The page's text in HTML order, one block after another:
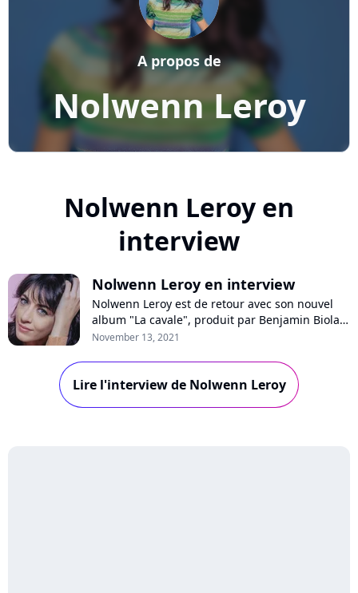
Nolwenn Leroy
A propos de
Nolwenn Leroy en
interview
Nolwenn Leroy en interview
Nolwenn Leroy est de retour avec son nouvel
album "La cavale", produit par Benjamin Biolay.
En interview sur Pure Charts, la chanteuse se
son engagement contre le mal logement et
revient sur sa tendre chanson pour son fils.
November 13, 2021
Lire l'interview de Nolwenn Leroy